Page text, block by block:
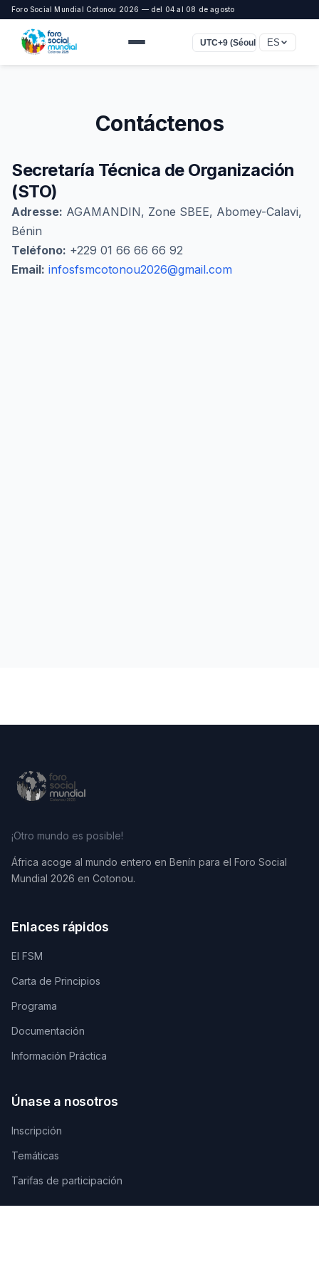
Foro Social Mundial Cotonou 2026 — del 04 al 08 de agosto
UTC+9 (Séoul, Tokyo)
ES
Contáctenos
Secretaría Técnica de Organización
(STO)
Adresse: AGAMANDIN, Zone SBEE, Abomey-Calavi,
Bénin
Teléfono: +229 01 66 66 66 92
Email: infosfsmcotonou2026@gmail.com
¡Otro mundo es posible!
África acoge al mundo entero en Benín para el Foro Social
Mundial 2026 en Cotonou.
Enlaces rápidos
El FSM
Carta de Principios
Programa
Documentación
Información Práctica
Únase a nosotros
Inscripción
Temáticas
Tarifas de participación